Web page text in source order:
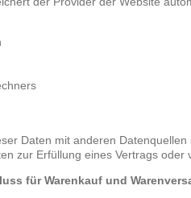
Daten mit anderen
zur Erfüllung eines Vertrags
für Warenkauf und